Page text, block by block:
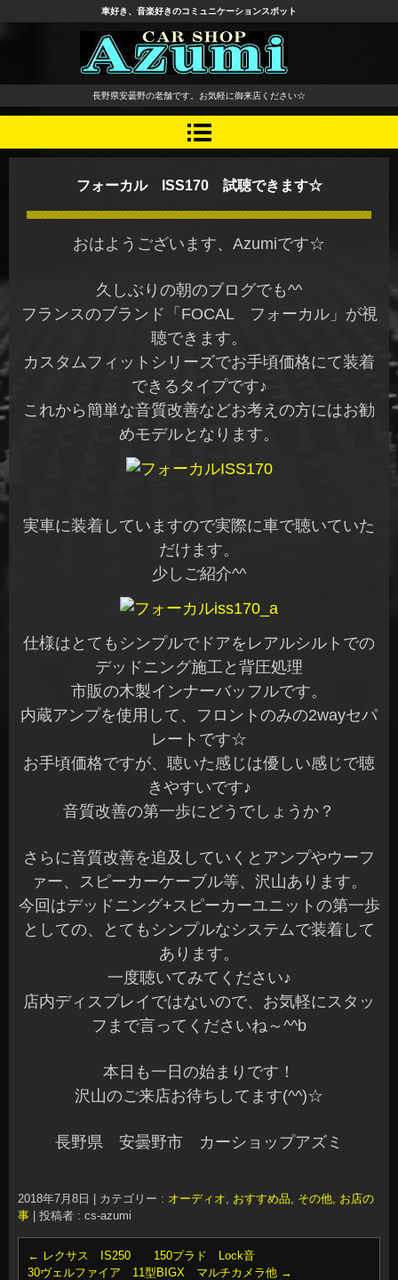
長野県 安曇野市 タイヤ ホ
イール デッドニング カーオ
ーディオ レカロシート
車好き、音楽好きのコミュニケーションスポット
長野県安曇野の老舗です。お気軽に御来店ください☆
フォーカル ISS170 試聴できます☆
おはようございます、Azumiです☆
久しぶりの朝のブログでも^^
フランスのブランド「FOCAL フォーカル」が視
聴できます。
カスタムフィットシリーズでお手頃価格にて装着
できるタイプです♪
これから簡単な音質改善などお考えの方にはお勧
めモデルとなります。
実車に装着していますので実際に車で聴いていた
だけます。
少しご紹介^^
仕様はとてもシンプルでドアをレアルシルトでの
デッドニング施工と背圧処理
市販の木製インナーバッフルです。
内蔵アンプを使用して、フロントのみの2wayセパ
レートです☆
お手頃価格ですが、聴いた感じは優しい感じで聴
きやすいです♪
音質改善の第一歩にどうでしょうか？
さらに音質改善を追及していくとアンプやウーフ
ァー、スピーカーケーブル等、沢山あります。
今回はデッドニング+スピーカーユニットの第一歩
としての、とてもシンプルなシステムで装着して
あります。
一度聴いてみてください♪
店内ディスプレイではないので、お気軽にスタッ
フまで言ってくださいね～^^b
本日も一日の始まりです！
沢山のご来店お待ちしてます(^^)☆
長野県 安曇野市 カーショップアズミ
2018年7月8日 カテゴリー : オーディオ, おすすめ品, その他, お店の
事
投稿者 : cs-azumi
← レクサス IS250 150プラド Lock音
30ヴェルファイア 11型BIGX マルチカメラ他 →